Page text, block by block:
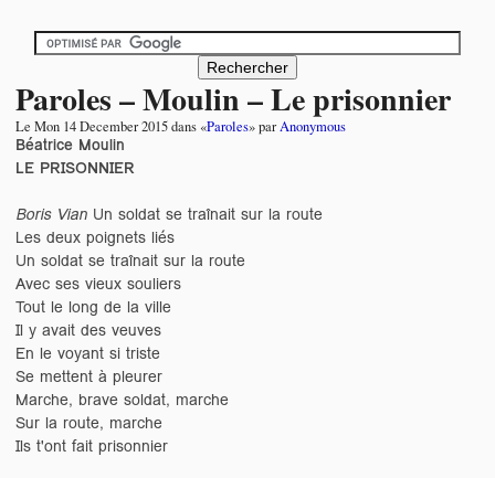
Paroles – Moulin – Le prisonnier
Le Mon 14 December 2015dans «Paroles» parAnonymous
Béatrice Moulin
LE PRISONNIER
Boris Vian Un soldat se traînait sur la route
Les deux poignets liés
Un soldat se traînait sur la route
Avec ses vieux souliers
Tout le long de la ville
Il y avait des veuves
En le voyant si triste
Se mettent à pleurer
Marche, brave soldat, marche
Sur la route, marche
Ils t'ont fait prisonnier